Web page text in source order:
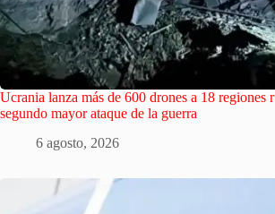
Ucrania lanza más de 600 drones a 18 regiones
segundo mayor ataque de la guerra
6 agosto, 2026